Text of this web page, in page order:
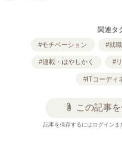
関連タ
#モチベーション #就
#連載・はやしかく #
#ITコーディ
attach_file この記事
記事を保存するにはログインま